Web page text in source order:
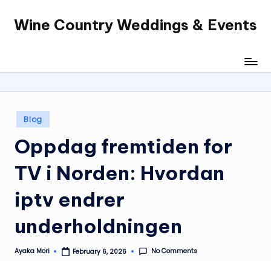
SkipWine Country Weddings & Events
Posted
in
Blog
Oppdag fremtiden for
TV i Norden: Hvordan
iptv endrer
underholdningen
Posted
Ayaka Mori February 6, 2026 No Comments